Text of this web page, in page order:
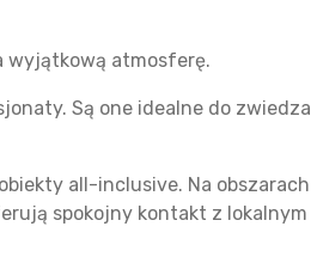
wyjątkową atmosferę.
Są one idealne do
all-inclusive. Na obszarach
spokojny kontakt z lokalnym